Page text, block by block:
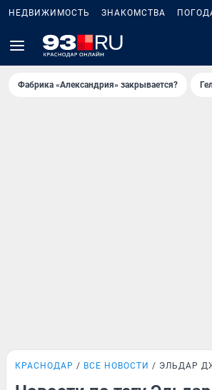
НЕДВИЖИМОСТЬ ЗНАКОМСТВА
Фабрика «Александрия» закрывается?
КРАСНОДАР ВСЕ НОВОСТИ ЭЛЬДАР